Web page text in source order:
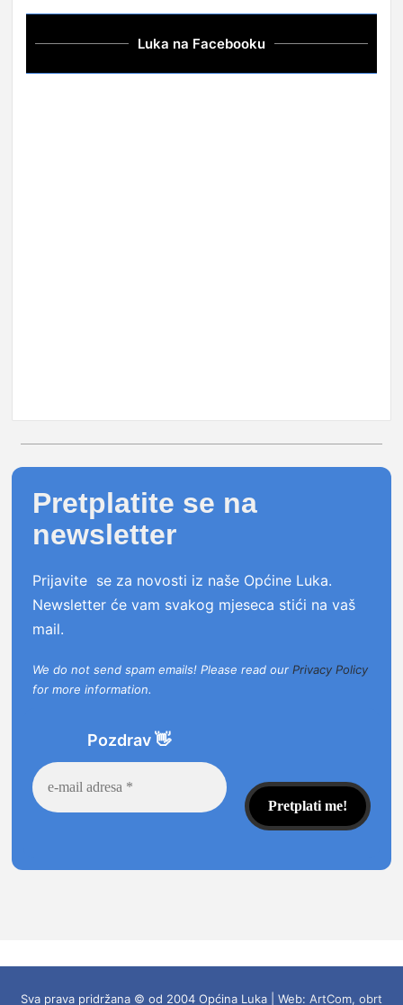
Luka na Facebooku
Pretplatite se na
newsletter
Prijavite se za novosti iz naše Općine Luka.
Newsletter će vam svakog mjeseca stići na vaš
mail.
We do not send spam emails! Please read our Privacy Policy
for more information.
Pozdrav👋
Sva prava pridržana © od 2004 Općina Luka | Web: ArtCom, obrt